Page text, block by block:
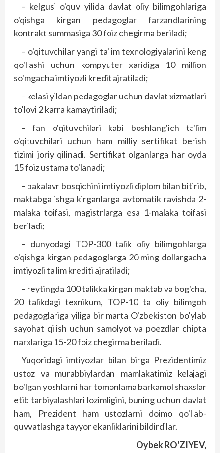
– kelgusi o'quv yilida davlat oliy bilimgohlariga
o'qishga kirgan pedagoglar farzandlarining
kontrakt summasiga 30 foiz chegirma beriladi;
– o'qituvchilar yangi ta'lim texnologiyalarini keng
qo'llashi uchun kompyuter xaridiga 10 million
so'mgacha imtiyozli kredit ajratiladi;
– kelasi yildan pedagoglar uchun davlat xizmatlari
to'lovi 2 karra kamaytiriladi;
– fan o'qituvchilari kabi boshlang'ich ta'lim
o'qituvchilari uchun ham milliy sertifikat berish
tizimi joriy qilinadi. Sertifikat olganlarga har oyda
15 foiz ustama to'lanadi;
– bakalavr bosqichini imtiyozli diplom bilan bitirib,
maktabga ishga kirganlarga avtomatik ravishda 2-
malaka toifasi, magistrlarga esa 1-malaka toifasi
beriladi;
– dunyodagi TOP-300 talik oliy bilimgohlarga
o'qishga kirgan pedagoglarga 20 ming dollargacha
imtiyozli ta'lim krediti ajratiladi;
– reytingda 100 talikka kirgan maktab va bog'cha,
20 talikdagi texnikum, TOP-10 ta oliy bilimgoh
pedagoglariga yiliga bir marta O'zbekiston bo'ylab
sayohat qilish uchun samolyot va poezdlar chipta
narxlariga 15-20 foiz chegirma beriladi.
Yuqoridagi imtiyozlar bilan birga Prezidentimiz
ustoz va murabbiylardan mamlakatimiz kelajagi
bo'lgan yoshlarni har tomonlama barkamol shaxslar
etib tarbiyalashlari lozimligini, buning uchun davlat
ham, Prezident ham ustozlarni doimo qo'llab-
quvvatlashga tayyor ekanliklarini bildirdilar.
Oybek RO'ZIYEV,